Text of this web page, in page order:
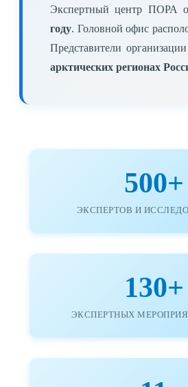
Экспертный центр ПОРА
году. Головной офис
Представители
арктических регионах
500+
ЭКСПЕРТОВ И
130+
ЭКСПЕРТНЫХ